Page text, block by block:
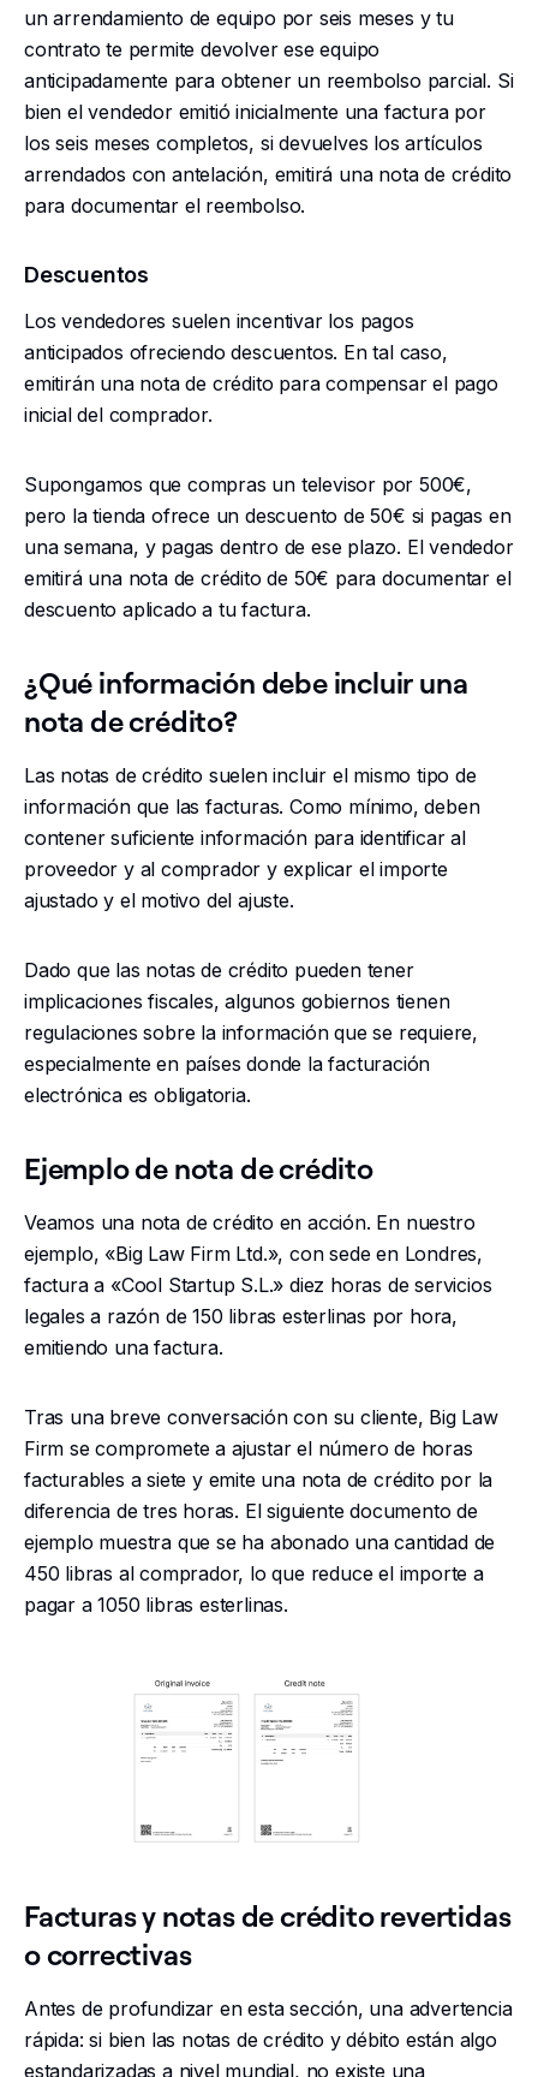
un arrendamiento de equipo por seis meses y tu
contrato te permite devolver ese equipo
anticipadamente para obtener un reembolso parcial. Si
bien el vendedor emitió inicialmente una factura por
los seis meses completos, si devuelves los artículos
arrendados con antelación, emitirá una nota de crédito
para documentar el reembolso.
Descuentos
Los vendedores suelen incentivar los pagos
anticipados ofreciendo descuentos. En tal caso,
emitirán una nota de crédito para compensar el pago
inicial del comprador.
Supongamos que compras un televisor por 500€,
pero la tienda ofrece un descuento de 50€ si pagas en
una semana, y pagas dentro de ese plazo. El vendedor
emitirá una nota de crédito de 50€ para documentar el
descuento aplicado a tu factura.
¿Qué información debe incluir una
nota de crédito?
Las notas de crédito suelen incluir el mismo tipo de
información que las facturas. Como mínimo, deben
contener suficiente información para identificar al
proveedor y al comprador y explicar el importe
ajustado y el motivo del ajuste.
Dado que las notas de crédito pueden tener
implicaciones fiscales, algunos gobiernos tienen
regulaciones sobre la información que se requiere,
especialmente en países donde la facturación
electrónica es obligatoria.
Ejemplo de nota de crédito
Veamos una nota de crédito en acción. En nuestro
ejemplo, «Big Law Firm Ltd.», con sede en Londres,
factura a «Cool Startup S.L.» diez horas de servicios
legales a razón de 150 libras esterlinas por hora,
emitiendo una factura.
Tras una breve conversación con su cliente, Big Law
Firm se compromete a ajustar el número de horas
facturables a siete y emite una nota de crédito por la
diferencia de tres horas. El siguiente documento de
ejemplo muestra que se ha abonado una cantidad de
450 libras al comprador, lo que reduce el importe a
pagar a 1050 libras esterlinas.
Facturas y notas de crédito revertidas
o correctivas
Antes de profundizar en esta sección, una advertencia
rápida: si bien las notas de crédito y débito están algo
estandarizadas a nivel mundial, no existe una